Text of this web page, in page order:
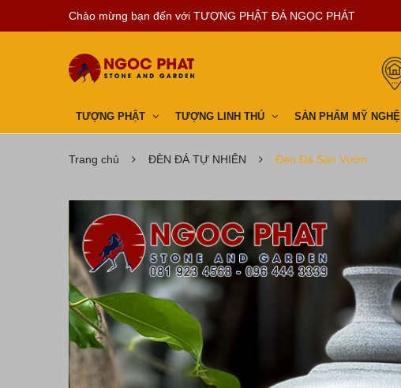
Chào mừng bạn đến với TƯỢNG PHẬT ĐÁ NGỌC PHÁT
TƯỢNG PHẬT TƯỢNG LINH THÚ SẢN PHẨM MỸ NGHỆ
Trang chủ ĐÈN ĐÁ TỰ NHIÊN Đèn Đá Sân Vườn